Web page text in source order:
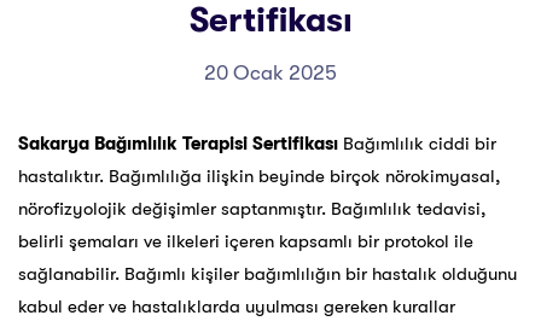
Sertifikası
20 Ocak 2025
Sakarya Bağımlılık Terapisi Sertifikası Bağımlılık ciddi bir
hastalıktır. Bağımlılığa ilişkin beyinde birçok nörokimyasal,
nörofizyolojik değişimler saptanmıştır. Bağımlılık tedavisi,
belirli şemaları ve ilkeleri içeren kapsamlı bir protokol ile
sağlanabilir. Bağımlı kişiler bağımlılığın bir hastalık olduğunu
kabul eder ve hastalıklarda uyulması gereken kurallar